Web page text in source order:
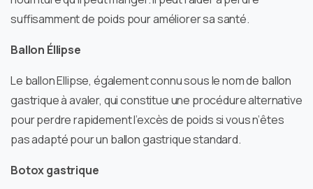
suffisamment de poids pour améliorer sa santé.
Ballon Éllipse
Le ballon Ellipse, également connu sous le nom de ballon
gastrique à avaler, qui constitue une procédure alternative
pour perdre rapidement l’excès de poids si vous n’êtes
pas adapté pour un ballon gastrique standard.
Botox gastrique